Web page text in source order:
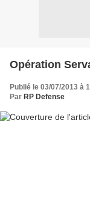
Opération
Publié le 03/07/2013 à
Par RP Defense